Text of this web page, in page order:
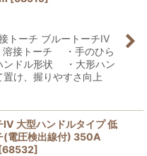
トーチ ブルートーチIV
溶接トーチ ・手のひら
ンドル形状 ・大形ハン
置け、握りやすさ向上
大型ハンドルタイプ 低
(電圧検出線付) 350A
68532]